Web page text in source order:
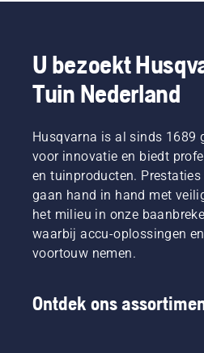
U bezoekt
Tuin Nederland
Husqvarna is al sinds 1689
voor innovatie en biedt
en tuinproducten.
gaan hand in hand met
het milieu in onze
waarbij accu-oplossingen
voortouw nemen.
Ontdek ons